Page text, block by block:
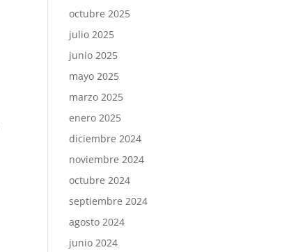
octubre 2025
julio 2025
junio 2025
mayo 2025
marzo 2025
enero 2025
diciembre 2024
noviembre 2024
octubre 2024
septiembre 2024
agosto 2024
junio 2024